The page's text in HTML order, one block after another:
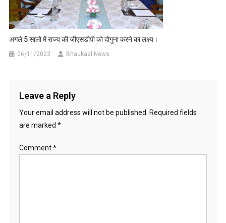
अगले 5 सालो में राज्य की जीएसडीपी को दोगुना करने का लक्ष्य।
06/11/2023 Bhaukaal News
Leave a Reply
Your email address will not be published.
Required fields
are marked *
Comment*